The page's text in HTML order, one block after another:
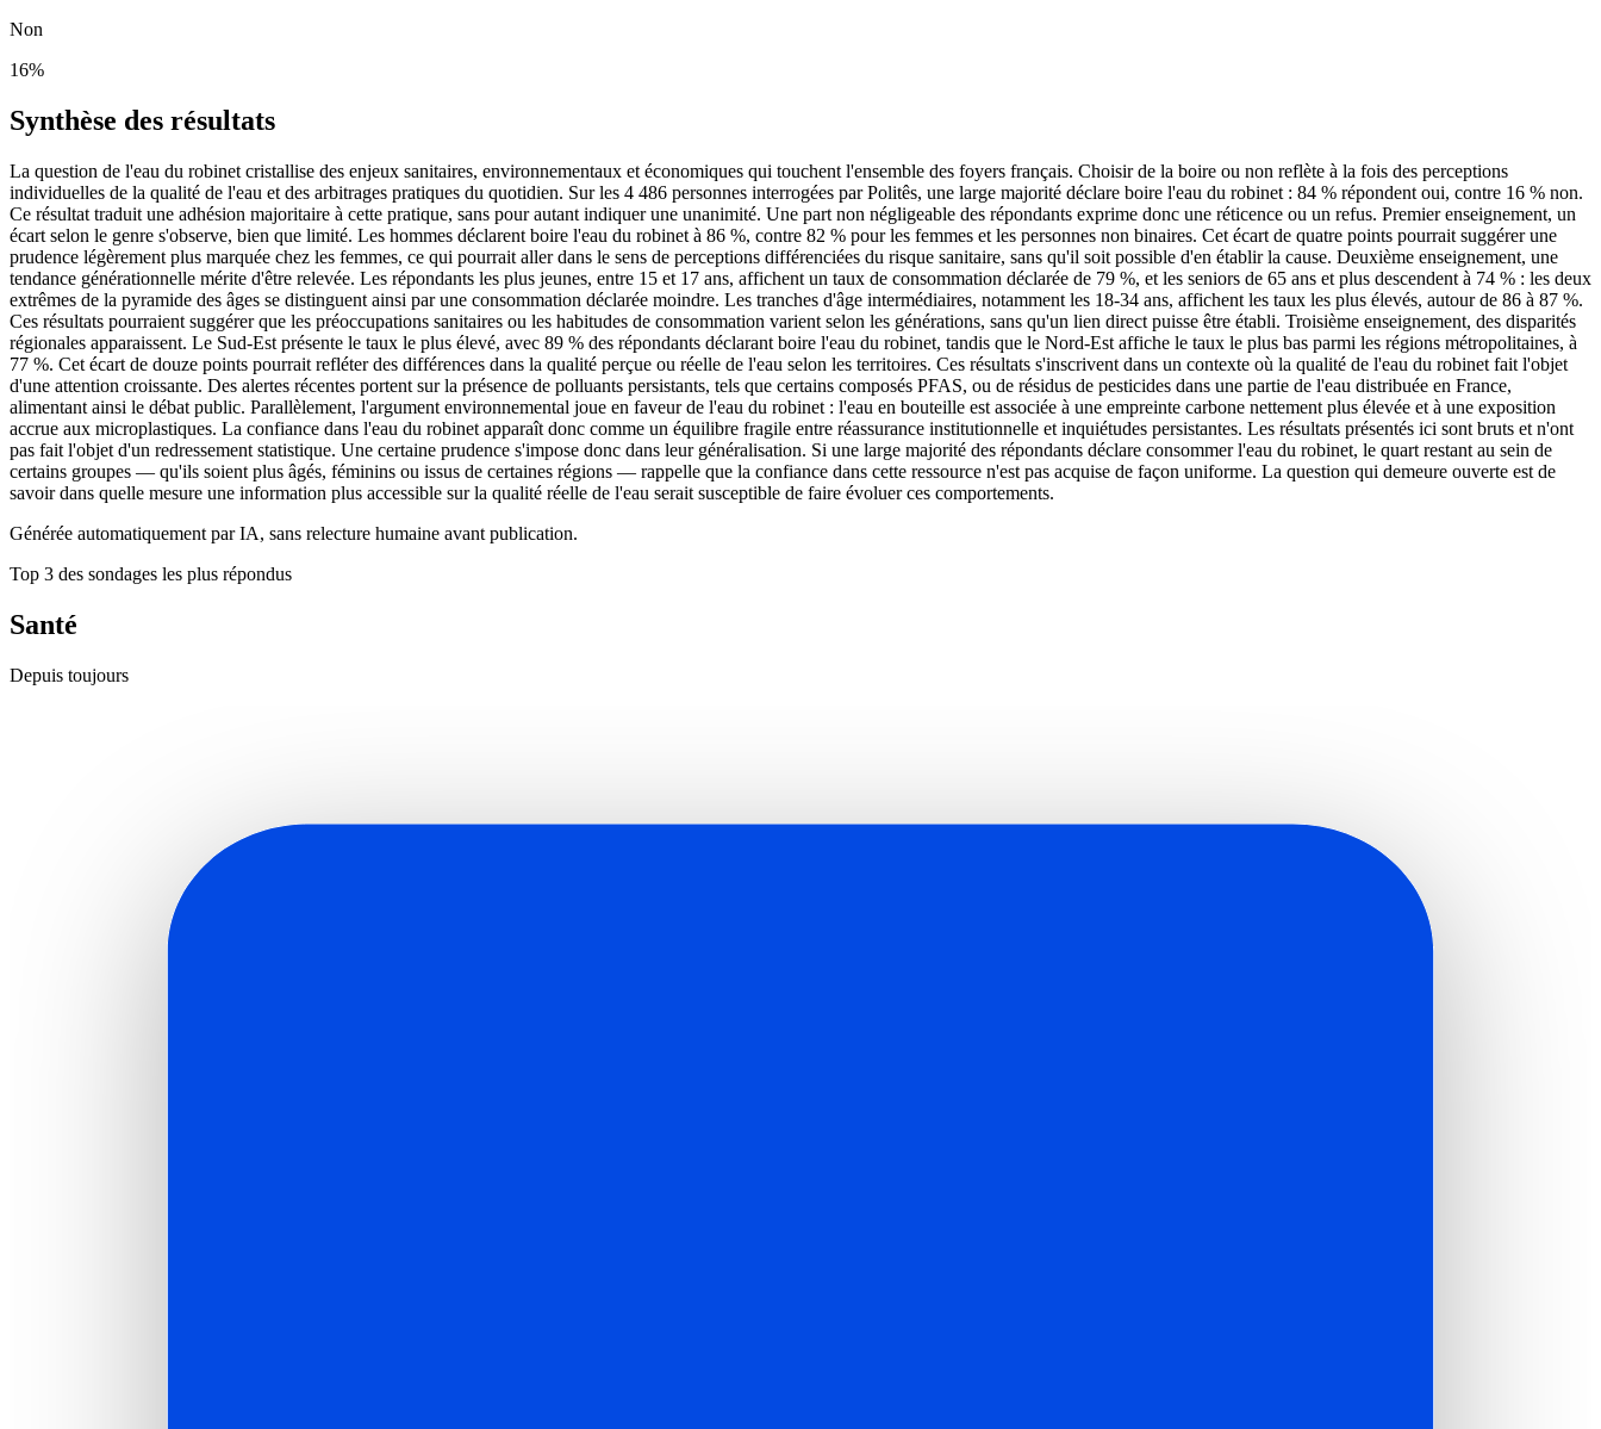
Non
16%
Synthèse des résultats
La question de l'eau du robinet cristallise des enjeux sanitaires, environnementaux et économiques qui touchent l'ensemble des foyers français. Choisir de la boire ou non reflète à la fois des perceptions
individuelles de la qualité de l'eau et des arbitrages pratiques du quotidien. Sur les 4 486 personnes interrogées par Politês, une large majorité déclare boire l'eau du robinet : 84 % répondent oui, contre 16 % non.
Ce résultat traduit une adhésion majoritaire à cette pratique, sans pour autant indiquer une unanimité. Une part non négligeable des répondants exprime donc une réticence ou un refus. Premier enseignement, un
écart selon le genre s'observe, bien que limité. Les hommes déclarent boire l'eau du robinet à 86 %, contre 82 % pour les femmes et les personnes non binaires. Cet écart de quatre points pourrait suggérer une
prudence légèrement plus marquée chez les femmes, ce qui pourrait aller dans le sens de perceptions différenciées du risque sanitaire, sans qu'il soit possible d'en établir la cause. Deuxième enseignement, une
tendance générationnelle mérite d'être relevée. Les répondants les plus jeunes, entre 15 et 17 ans, affichent un taux de consommation déclarée de 79 %, et les seniors de 65 ans et plus descendent à 74 % : les deux
extrêmes de la pyramide des âges se distinguent ainsi par une consommation déclarée moindre. Les tranches d'âge intermédiaires, notamment les 18-34 ans, affichent les taux les plus élevés, autour de 86 à 87 %.
Ces résultats pourraient suggérer que les préoccupations sanitaires ou les habitudes de consommation varient selon les générations, sans qu'un lien direct puisse être établi. Troisième enseignement, des disparités
régionales apparaissent. Le Sud-Est présente le taux le plus élevé, avec 89 % des répondants déclarant boire l'eau du robinet, tandis que le Nord-Est affiche le taux le plus bas parmi les régions métropolitaines, à
77 %. Cet écart de douze points pourrait refléter des différences dans la qualité perçue ou réelle de l'eau selon les territoires. Ces résultats s'inscrivent dans un contexte où la qualité de l'eau du robinet fait l'objet
d'une attention croissante. Des alertes récentes portent sur la présence de polluants persistants, tels que certains composés PFAS, ou de résidus de pesticides dans une partie de l'eau distribuée en France,
alimentant ainsi le débat public. Parallèlement, l'argument environnemental joue en faveur de l'eau du robinet : l'eau en bouteille est associée à une empreinte carbone nettement plus élevée et à une exposition
accrue aux microplastiques. La confiance dans l'eau du robinet apparaît donc comme un équilibre fragile entre réassurance institutionnelle et inquiétudes persistantes. Les résultats présentés ici sont bruts et n'ont
pas fait l'objet d'un redressement statistique. Une certaine prudence s'impose donc dans leur généralisation. Si une large majorité des répondants déclare consommer l'eau du robinet, le quart restant au sein de
certains groupes — qu'ils soient plus âgés, féminins ou issus de certaines régions — rappelle que la confiance dans cette ressource n'est pas acquise de façon uniforme. La question qui demeure ouverte est de
savoir dans quelle mesure une information plus accessible sur la qualité réelle de l'eau serait susceptible de faire évoluer ces comportements.
Générée automatiquement par IA, sans relecture humaine avant publication.
Top 3 des sondages les plus répondus
Santé
Depuis toujours